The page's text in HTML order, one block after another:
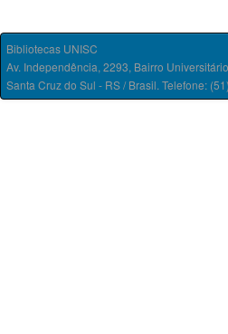
Bibliotecas UNISC
Av. Independência, 2293, Bairro
Santa Cruz do Sul - RS / Brasil. Telefone: